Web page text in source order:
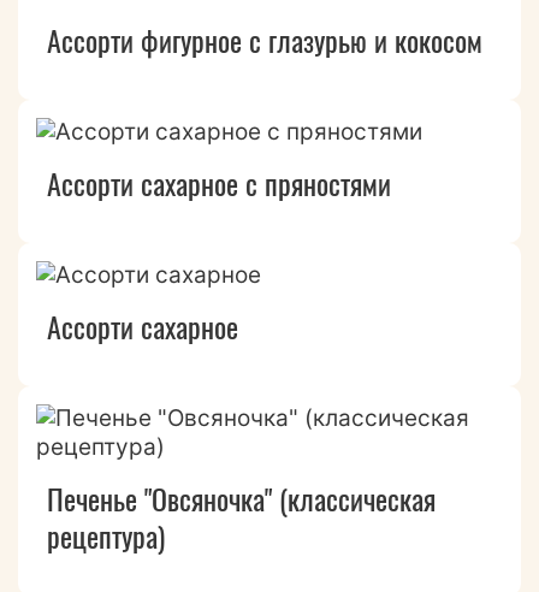
Ассорти фигурное с глазурью и кокосом
Ассорти сахарное с пряностями
Ассорти сахарное
Печенье "Овсяночка" (классическая
рецептура)